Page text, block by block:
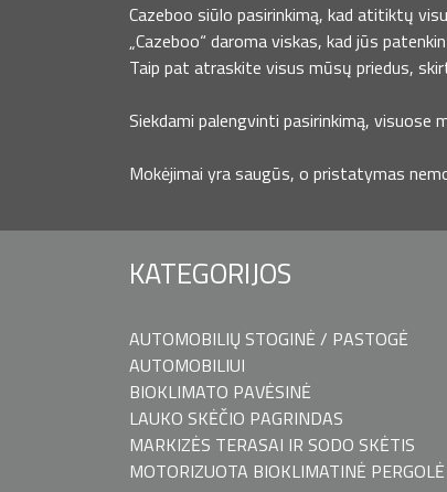
Cazeboo siūlo pasirinkimą, kad atitiktų
„Cazeboo“ daroma viskas, kad jūs
Taip pat atraskite visus mūsų priedus,
Siekdami palengvinti pasirinkimą,
Mokėjimai yra saugūs, o pristatymas
KATEGORIJOS
AUTOMOBILIŲ STOGINĖ / PASTOGĖ
AUTOMOBILIUI
BIOKLIMATO PAVĖSINĖ
LAUKO SKĖČIO PAGRINDAS
MARKIZĖS TERASAI IR SODO SKĖTIS
MOTORIZUOTA BIOKLIMATINĖ PERGOLĖ